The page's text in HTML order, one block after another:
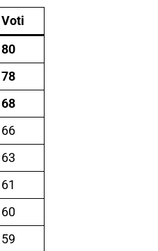
Voti
80
78
68
66
63
61
60
59